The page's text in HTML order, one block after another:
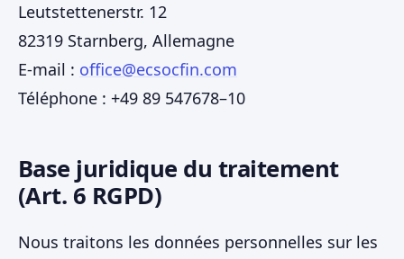
Leutstettenerstr. 12
82319 Starnberg, Allemagne
E-mail : office@ecsocfin.com
Téléphone : +49 89 547678–10
Base juridique du traitement
(Art. 6 RGPD)
Nous traitons les données personnelles sur les